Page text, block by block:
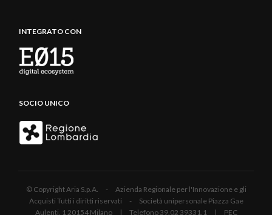
INTEGRATO CON
SOCIO UNICO
© Copyright Aria S.p.A. - Azienda Regionale per l'Innovazione e gli
Acquisti Tutti i diritti riservati - Società unipersonale Piazza Gae
Aulenti, 1 20154 Milano | Telefono 39.02 39331.1 | PEC